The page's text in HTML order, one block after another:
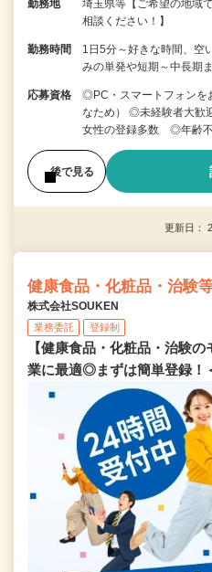
勤務地
埼玉県等【ご希望の地域
相談ください！】
勤務時間
1日5分～好きな時間、空
みの単発や短期～中長期
応募資格
◎PC・スマートフォンを
なため） ◎未経験者大歓
女性の登録多数 ◎年齢
後で見る
更新日：
健康食品・化粧品・治験
株式会社SOUKEN
業務委託 登録制
【健康食品・化粧品・治験
業に最適◎まずは簡単登録！